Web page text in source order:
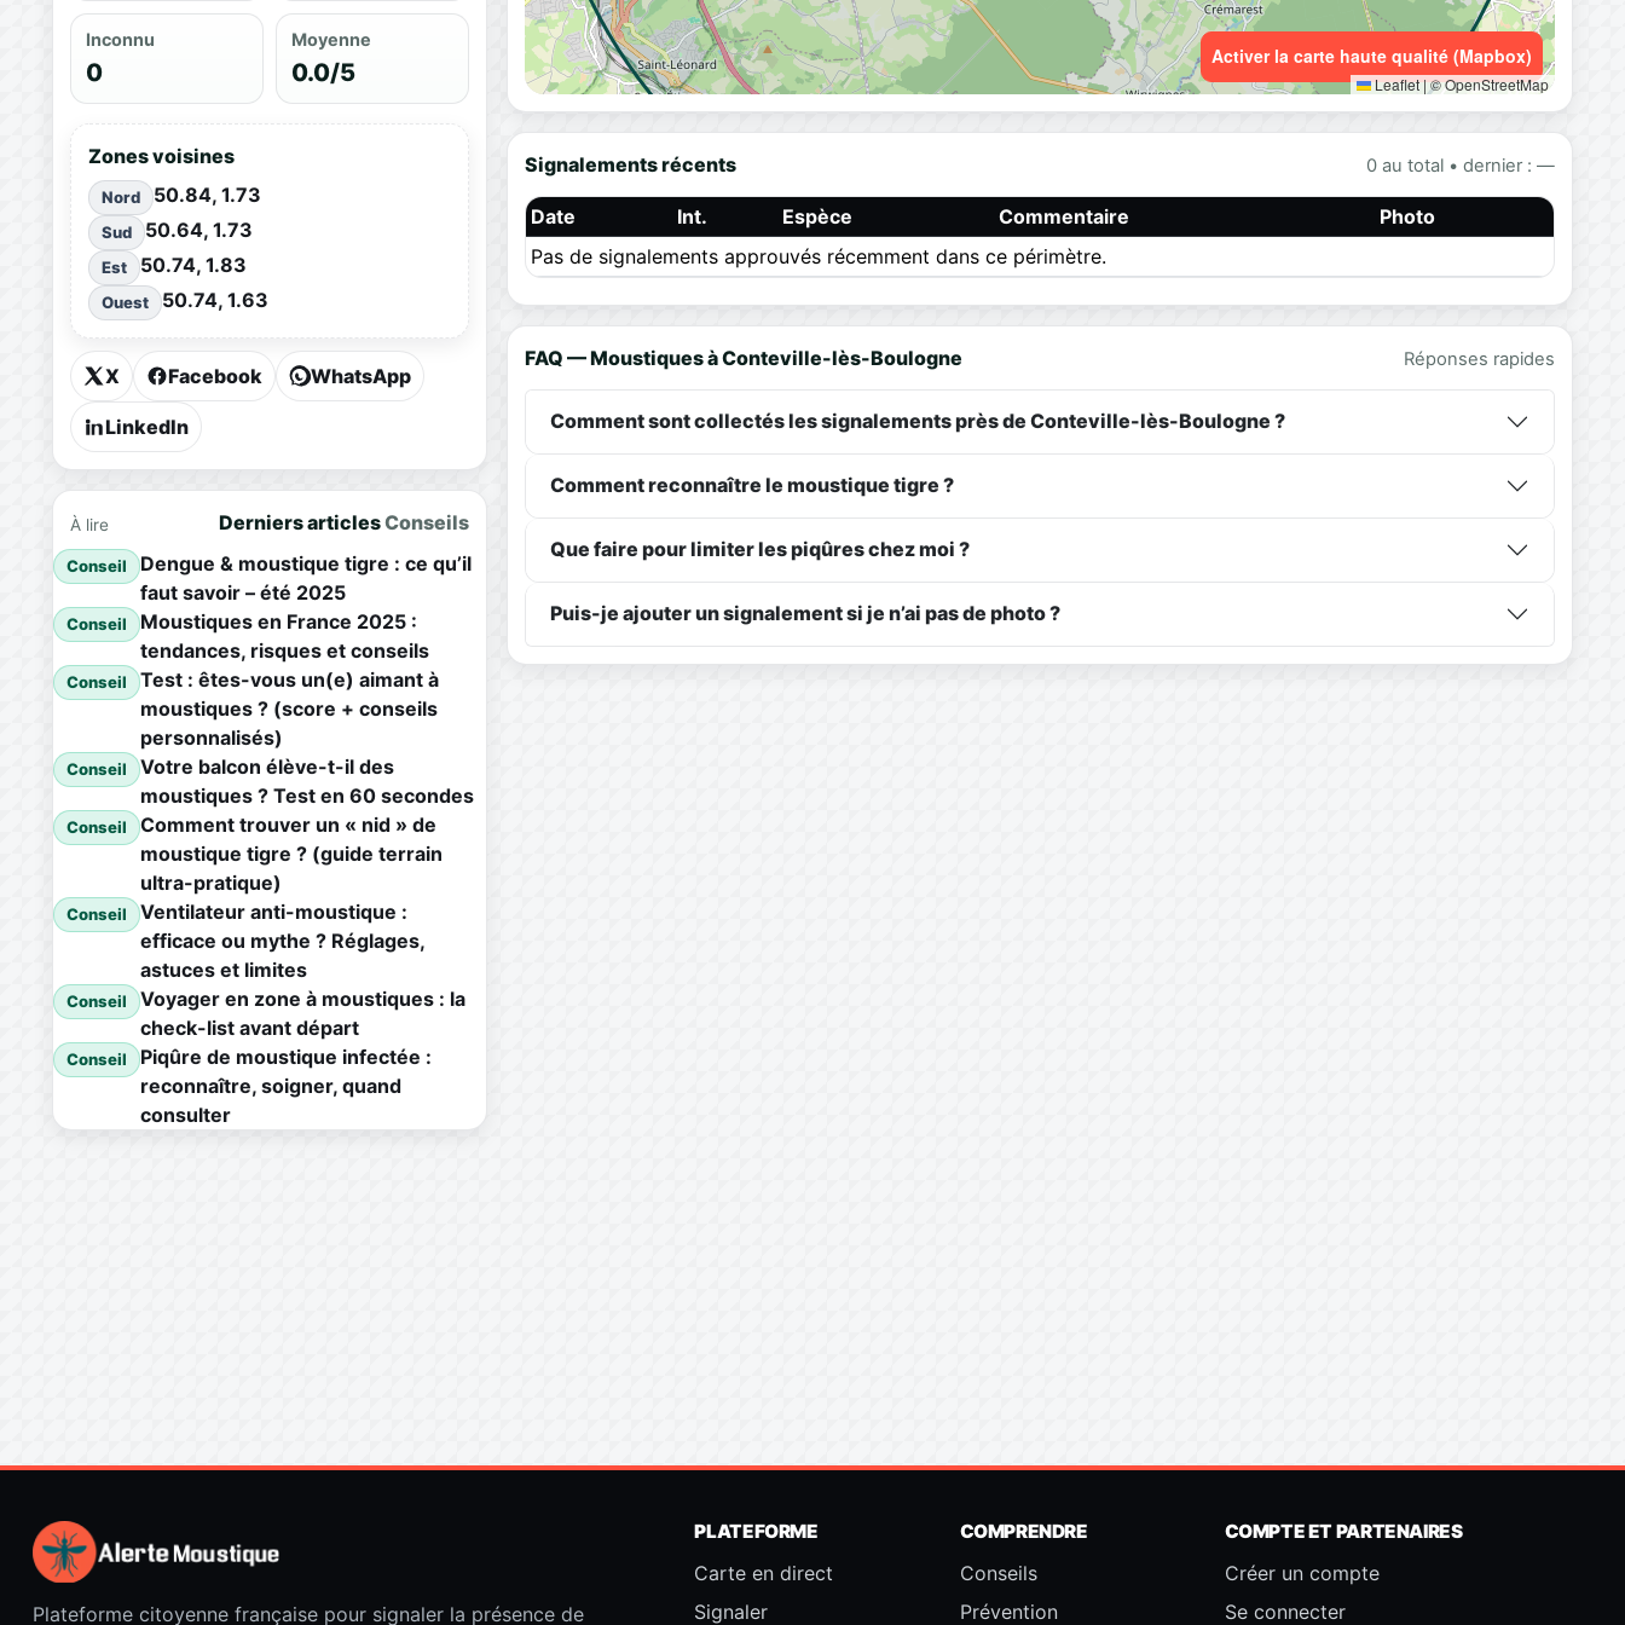
Inconnu
0
Moyenne
0.0/5
Zones voisines
Nord 50.84, 1.73
Sud 50.64, 1.73
Est 50.74, 1.83
Ouest 50.74, 1.63
X Facebook WhatsApp
LinkedIn
À lire Derniers articlesConseils
Conseil
Dengue & moustique tigre : ce qu’il
faut savoir – été 2025
Conseil
Moustiques en France 2025 :
tendances, risques et conseils
Conseil
Test : êtes-vous un(e) aimant à
moustiques ? (score + conseils
personnalisés)
Conseil
Votre balcon élève-t-il des
moustiques ? Test en 60 secondes
Conseil
Comment trouver un « nid » de
moustique tigre ? (guide terrain
ultra-pratique)
Conseil
Ventilateur anti-moustique :
efficace ou mythe ? Réglages,
astuces et limites
Conseil
Voyager en zone à moustiques : la
check-list avant départ
Conseil
Piqûre de moustique infectée :
reconnaître, soigner, quand
consulter
Leaflet | © OpenStreetMap
Activer la carte haute qualité (Mapbox)
Signalements récents 0 au total • dernier : —
Date Int. Espèce Commentaire
Photo
Pas de signalements approuvés récemment dans ce périmètre.
FAQ — Moustiques à Conteville-lès-Boulogne Réponses rapides
Comment sont collectés les signalements près de Conteville-lès-Boulogne ?
Comment reconnaître le moustique tigre ?
Que faire pour limiter les piqûres chez moi ?
Puis-je ajouter un signalement si je n’ai pas de photo ?
Plateforme citoyenne française pour signaler la présence de
PLATEFORME
Carte en direct
Signaler
COMPRENDRE
Conseils
Prévention
COMPTE ET PARTENAIRES
Créer un compte
Se connecter